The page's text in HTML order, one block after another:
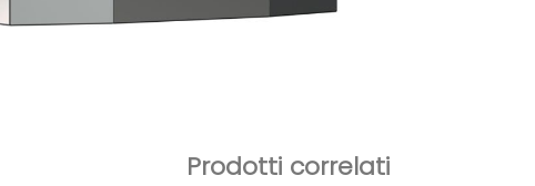
Prodotti correlati